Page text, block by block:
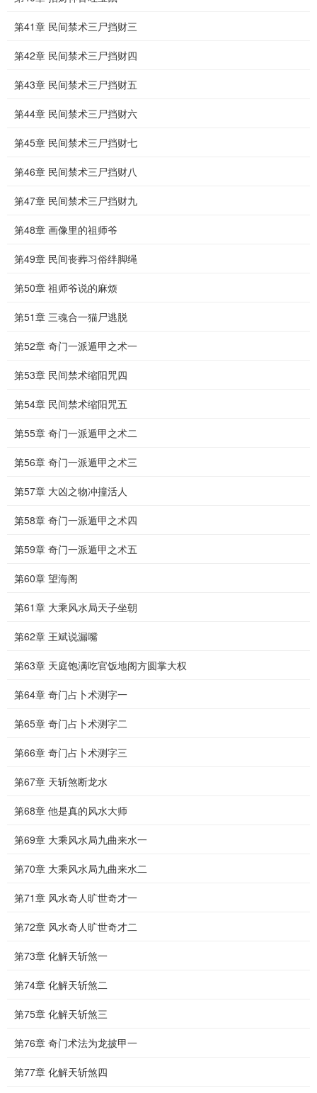
第41章 民间禁术三尸挡财三
第42章 民间禁术三尸挡财四
第43章 民间禁术三尸挡财五
第44章 民间禁术三尸挡财六
第45章 民间禁术三尸挡财七
第46章 民间禁术三尸挡财八
第47章 民间禁术三尸挡财九
第48章 画像里的祖师爷
第49章 民间丧葬习俗绊脚绳
第50章 祖师爷说的麻烦
第51章 三魂合一猫尸逃脱
第52章 奇门一派遁甲之术一
第53章 民间禁术缩阳咒四
第54章 民间禁术缩阳咒五
第55章 奇门一派遁甲之术二
第56章 奇门一派遁甲之术三
第57章 大凶之物冲撞活人
第58章 奇门一派遁甲之术四
第59章 奇门一派遁甲之术五
第60章 望海阁
第61章 大乘风水局天子坐朝
第62章 王斌说漏嘴
第63章 天庭饱满吃官饭地阁方圆掌大权
第64章 奇门占卜术测字一
第65章 奇门占卜术测字二
第66章 奇门占卜术测字三
第67章 天斩煞断龙水
第68章 他是真的风水大师
第69章 大乘风水局九曲来水一
第70章 大乘风水局九曲来水二
第71章 风水奇人旷世奇才一
第72章 风水奇人旷世奇才二
第73章 化解天斩煞一
第74章 化解天斩煞二
第75章 化解天斩煞三
第76章 奇门术法为龙披甲一
第77章 化解天斩煞四